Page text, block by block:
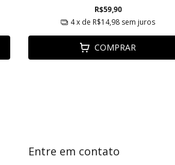
R$59,90
4x de R$14,98 sem juros
COMPRAR
Entre em contato